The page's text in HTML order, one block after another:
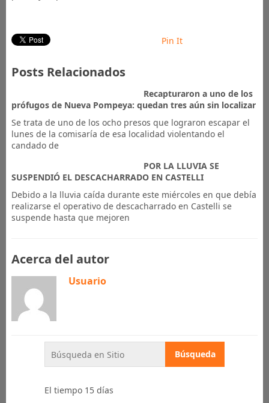
Pin It
Posts Relacionados
Recapturaron a uno de los
prófugos de Nueva Pompeya: quedan tres aún sin localizar
Se trata de uno de los ocho presos que lograron escapar el
lunes de la comisaría de esa localidad violentando el
candado de
POR LA LLUVIA SE
SUSPENDIÓ EL DESCACHARRADO EN CASTELLI
Debido a la lluvia caída durante este miércoles en que debía
realizarse el operativo de descacharrado en Castelli se
suspende hasta que mejoren
Acerca del autor
Usuario
El tiempo 15 días